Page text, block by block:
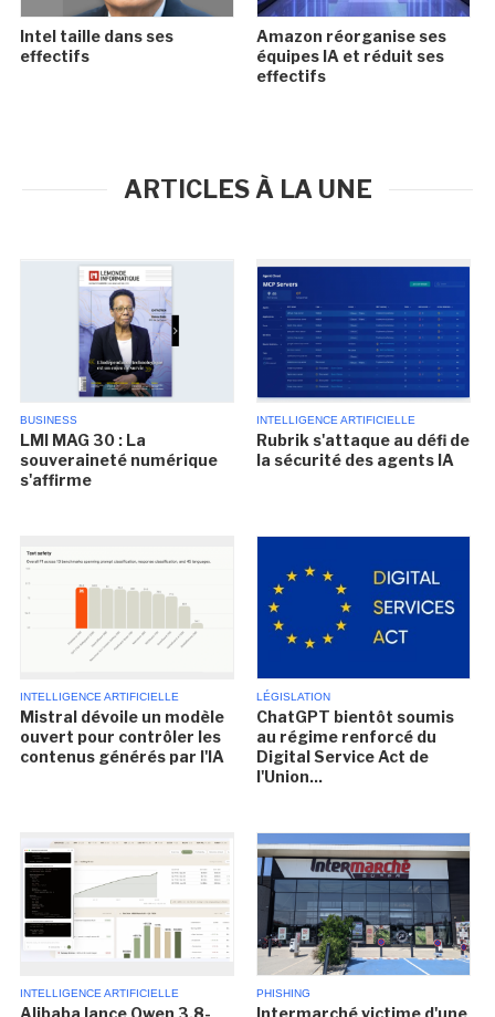
Intel taille dans ses
effectifs
Amazon réorganise ses
équipes IA et réduit ses
effectifs
ARTICLES À LA UNE
BUSINESS
LMI MAG 30 : La
souveraineté numérique
s'affirme
INTELLIGENCE ARTIFICIELLE
Rubrik s'attaque au défi de
la sécurité des agents IA
INTELLIGENCE ARTIFICIELLE
Mistral dévoile un modèle
ouvert pour contrôler les
contenus générés par l'IA
LÉGISLATION
ChatGPT bientôt soumis
au régime renforcé du
Digital Service Act de
l'Union...
INTELLIGENCE ARTIFICIELLE
Alibaba lance Qwen 3.8-
PHISHING
Intermarché victime d'une